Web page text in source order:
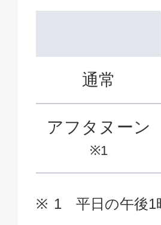
通常
アフタヌーン
※1
1 平日の午後1